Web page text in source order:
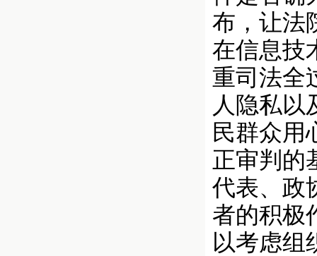
布，让法
在信息技
重司法全
人隐私以
民群众用
正审判的
代表、政
者的积极
以考虑组